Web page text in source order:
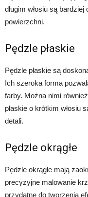
długim włosiu są
powierzchni.
Pędzle płaskie
Pędzle płaskie są
Ich szeroka forma
farby. Można nimi
płaskie o krótkim włosiu
detali.
Pędzle okrągłe
Pędzle okrągłe mają
precyzyjne malowanie
przydatne do tworzenia